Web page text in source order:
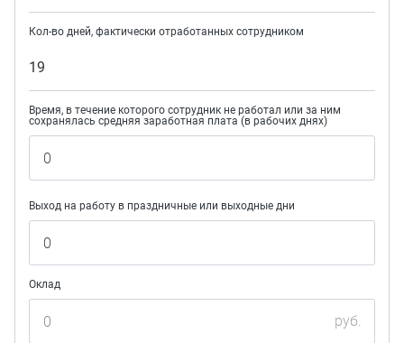
Кол-во дней, фактически отработанных сотрудником
19
Время, в течение которого сотрудник не работал или за ним
сохранялась средняя заработная плата (в рабочих днях)
Выход на работу в праздничные или выходные дни
Оклад
руб.